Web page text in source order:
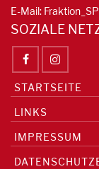
E-Mail:
SOZIALE
STARTSEITE
LINKS
IMPRESSUM